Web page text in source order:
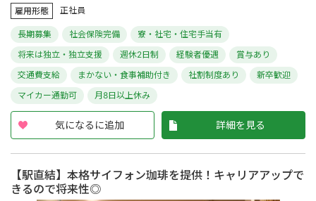
雇用形態
正社員
長期募集 社会保険完備
寮・社宅・住宅手当有
将来は独立・独立支援
週休2日制 経験者優遇
賞与あり
交通費支給
まかない・食事補助付き 社割制度あり
新卒歓迎
マイカー通勤可
月8日以上休み
気になるに追加 詳細を見る
【駅直結】本格サイフォン珈琲を提供！キャリアアップで
きるので将来性◎